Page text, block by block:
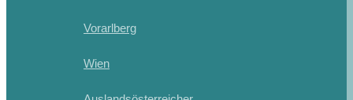
Vorarlberg
Wien